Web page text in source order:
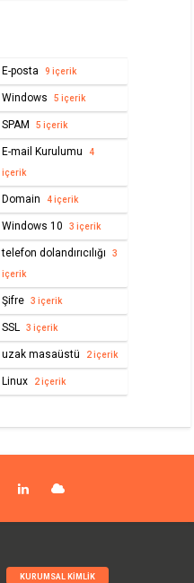
E-posta 9 içerik
Windows 5 içerik
SPAM 5 içerik
E-mail Kurulumu 4
içerik
Domain 4 içerik
Windows 10 3 içerik
telefon dolandırıcılığı 3
içerik
Şifre 3 içerik
SSL 3 içerik
uzak masaüstü 2 içerik
Linux 2 içerik
KURUMSAL KIMLIK